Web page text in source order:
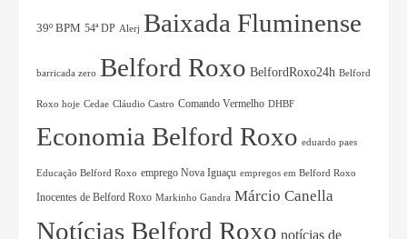
39º BPM 54ª DP Alerj Baixada Fluminense
barricada zero Belford Roxo BelfordRoxo24h Belford
Roxo hoje Cedae Cláudio Castro Comando Vermelho DHBF
Economia Belford Roxo eduardo paes
Educação Belford Roxo emprego Nova Iguaçu empregos em Belford Roxo
Inocentes de Belford Roxo Markinho Gandra Márcio Canella
Notícias Belford Roxo notícias de